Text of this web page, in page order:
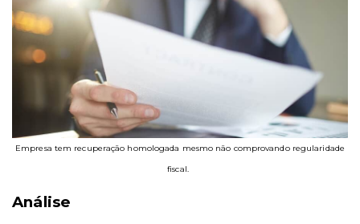
Empresa tem recuperação homologada mesmo não comprovando regularidade
fiscal.
Análise